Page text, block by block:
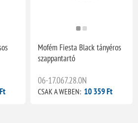
Mofém Fiesta Black tányéros
szappantartó
06-17.067.28.0N
CSAK A WEBEN: 10 359 Ft